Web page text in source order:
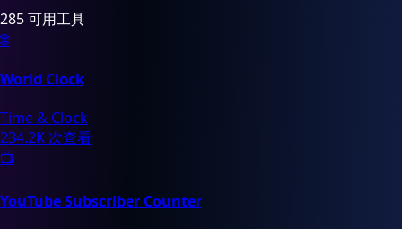
285 可用工具
🌐
World Clock
Time & Clock
234.2K 次查看
📺
YouTube Subscriber Counter